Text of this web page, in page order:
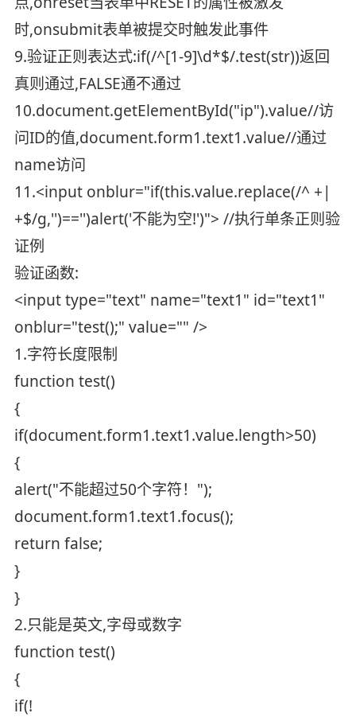
时,onsubmit表单被提交时触发此事件
9.验证正则表达式:if(/^[1-9]\d*$/.test(str))返回
真则通过,FALSE通不通过
10.document.getElementById("ip").value//访
问ID的值,document.form1.text1.value//通过
name访问
11.<input onblur="if(this.value.replace(/^ +|
+$/g,'')=='')alert('不能为空!')"> //执行单条正则验
证例
验证函数:
<input type="text" name="text1" id="text1"
onblur="test();" value="" />
1.字符长度限制
function test()
{
if(document.form1.text1.value.length>50)
{
alert("不能超过50个字符！");
document.form1.text1.focus();
return false;
}
}
2.只能是英文,字母或数字
function test()
{
if(!